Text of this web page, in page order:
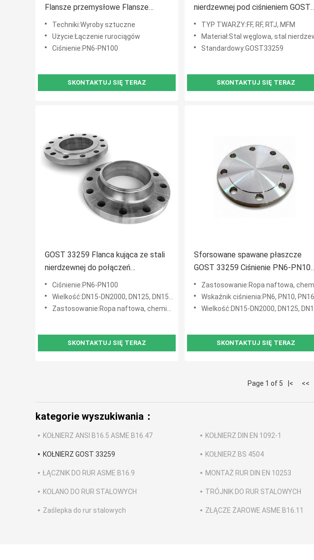
Flansze przemysłowe Flansze
stalowe klasa 400
Techniki:Wyroby sztuczne
Użycie:Łączenie rurociągów
Ciśnienie:PN6-PN100
SKONTAKTUJ SIĘ TERAZ
nierdzewnej pod ciśnieniem GOST
33259 Połączenie spawane
TYP TWARZY:FF, RF, RTJ, MFM
Materiał:Stal węglowa, stal nierdzewna, stal
Standardowy:GOST33259
SKONTAKTUJ SIĘ TERAZ
GOST 33259 Flanca kująca ze stali
nierdzewnej do połączeń
rurociągów
Ciśnienie:PN6-PN100
Wielkość:DN15-DN2000, DN125, DN150, DN200, DN250, DN300, DN350, DN400, DN450, DN500
Zastosowanie:Ropa naftowa, chemia, energetyka, gaz, metalurgia, przemysł stoczniowy, budownictwo itp.
SKONTAKTUJ SIĘ TERAZ
Sforsowane spawane płaszcze
GOST 33259 Ciśnienie PN6-
Do połączeń rurociągów
Zastosowanie:Ropa naftowa, chemia, energetyka, gaz, metalurgia, przemysł stoczniowy, budownictwo
Wskaźnik ciśnienia:PN6, PN10, PN16, PN25, PN40, PN64, PN100,
Wielkość:DN15-DN2000, DN125, DN150, DN200, DN250, DN300, DN350, DN400, DN450,
SKONTAKTUJ SIĘ TERAZ
Page 1 of 5 |< <<
kategorie wyszukiwania：
KOŁNIERZ ANSI B16.5 ASME B16.47 KOŁNIERZ DIN EN 1092-1
KOŁNIERZ GOST 33259 KOŁNIERZ BS 4504
ŁĄCZNIK DO RUR ASME B16.9 MONTAŻ RUR DIN EN 10253
KOLANO DO RUR STALOWYCH TRÓJNIK DO RUR STALOWYCH
Zaślepka do rur stalowych ZŁĄCZE ŻAROWE ASME B16.11